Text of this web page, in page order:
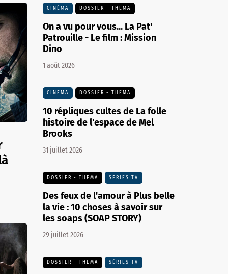
CINÉMA DOSSIER - THEMA
On a vu pour vous... La Pat'
Patrouille - Le film : Mission
Dino
1 août 2026
CINÉMA DOSSIER - THEMA
10 répliques cultes de La folle
histoire de l'espace de Mel
Brooks
31 juillet 2026
DOSSIER - THEMA SÉRIES TV
Des feux de l'amour à Plus belle
la vie : 10 choses à savoir sur
les soaps (SOAP STORY)
29 juillet 2026
DOSSIER - THEMA SÉRIES TV